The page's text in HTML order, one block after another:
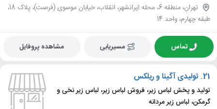
تهران، منطقه 6، محله ایرانشهر، انقلاب، خیابان موسوی (فرصت)، پلاک 18،
طبقه چهارم، واحد 14
تماس مسیریابی مشاهده پروفایل
21. تولیدی آگینا و ریلکس
تولید و پخش لباس زیر، فروش لباس زیر، لباس زیر نخی و
گرمکن، لباس زیر مردانه